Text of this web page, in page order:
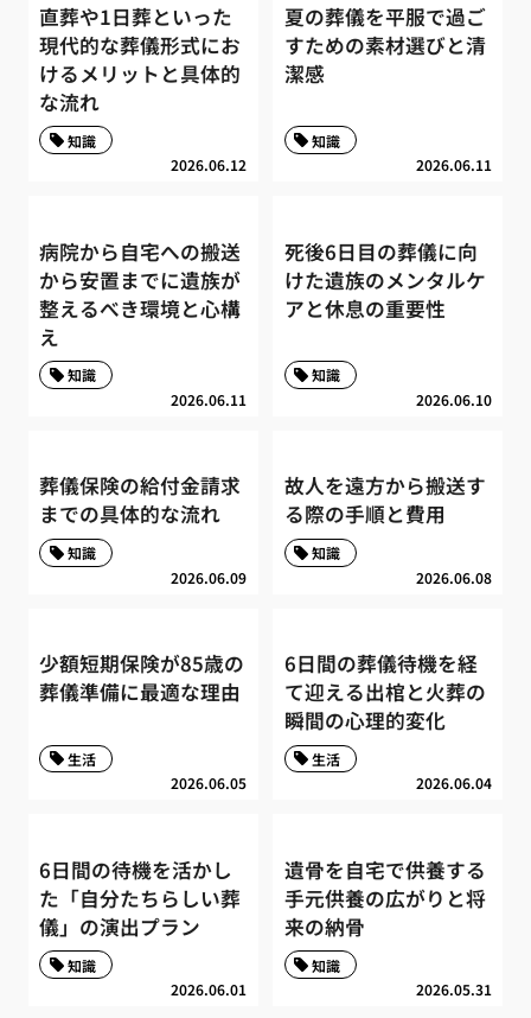
直葬や1日葬といった
現代的な葬儀形式にお
けるメリットと具体的
な流れ
2026.06.12
知識
夏の葬儀を平服で過ご
すための素材選びと清
潔感
2026.06.11
知識
病院から自宅への搬送
から安置までに遺族が
整えるべき環境と心構
え
2026.06.11
知識
死後6日目の葬儀に向
けた遺族のメンタルケ
アと休息の重要性
2026.06.10
知識
葬儀保険の給付金請求
までの具体的な流れ
2026.06.09
知識
故人を遠方から搬送す
る際の手順と費用
2026.06.08
知識
少額短期保険が85歳の
葬儀準備に最適な理由
2026.06.05
生活
6日間の葬儀待機を経
て迎える出棺と火葬の
瞬間の心理的変化
2026.06.04
生活
6日間の待機を活かし
た「自分たちらしい葬
儀」の演出プラン
2026.06.01
知識
遺骨を自宅で供養する
手元供養の広がりと将
来の納骨
2026.05.31
知識